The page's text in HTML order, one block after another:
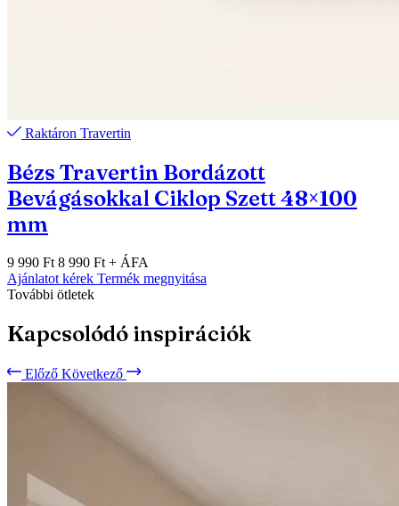
Raktáron Travertin
Bézs Travertin Bordázott
Bevágásokkal Ciklop Szett 48×100
mm
9 990 Ft 8 990 Ft + ÁFA
Ajánlatot kérek Termék megnyitása
További ötletek
Kapcsolódó inspirációk
Előző Következő